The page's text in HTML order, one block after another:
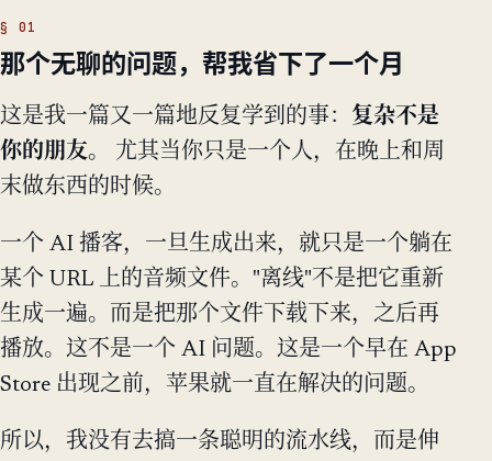
那个无聊的问题，帮我省下了一个月
这是我一篇又一篇地反复学到的事： 复杂不是
你的朋友。
尤其当你只是一个人，在晚上和周
末做东西的时候。
一个 AI 播客，一旦生成出来，就只是一个躺在
某个 URL 上的音频文件。"离线"不是把它重新
生成一遍。而是把那个文件下载下来，之后再
播放。这不是一个 AI 问题。这是一个早在 App
Store 出现之前，苹果就一直在解决的问题。
所以，我没有去搞一条聪明的流水线，而是伸